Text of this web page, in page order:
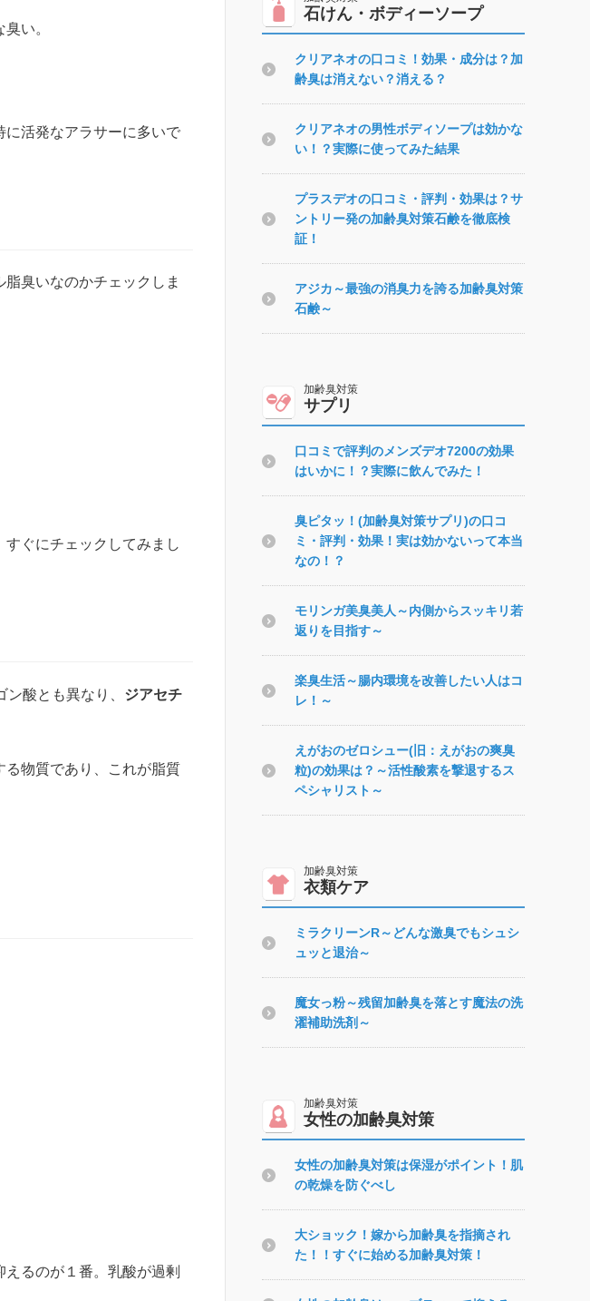
い。
に活発なアラサーに多いで
臭いなのかチェックしま
ぐにチェックしてみまし
酸とも異なり、 ジアセチ
る物質であり、これが脂質
るのが１番。乳酸が過剰
石けん・ボディーソープ
クリアネオの口コミ！効果・成分は？加
齢臭は消えない？消える？
クリアネオの男性ボディソープは効かな
い！？実際に使ってみた結果
プラスデオの口コミ・評判・効果は？サ
ントリー発の加齢臭対策石鹸を徹底検
証！
アジカ～最強の消臭力を誇る加齢臭対策
石鹸～
サプリ
口コミで評判のメンズデオ7200の効果
はいかに！？実際に飲んでみた！
臭ピタッ！(加齢臭対策サプリ)の口コ
ミ・評判・効果！実は効かないって本当
なの！？
モリンガ美臭美人～内側からスッキリ若
返りを目指す～
楽臭生活～腸内環境を改善したい人はコ
レ！～
えがおのゼロシュー(旧：えがおの爽臭
粒)の効果は？～活性酸素を撃退するス
ペシャリスト～
衣類ケア
ミラクリーンR～どんな激臭でもシュシ
ュッと退治～
魔女っ粉～残留加齢臭を落とす魔法の洗
濯補助洗剤～
女性の加齢臭対策
女性の加齢臭対策は保湿がポイント！肌
の乾燥を防ぐべし
大ショック！嫁から加齢臭を指摘され
た！！すぐに始める加齢臭対策！